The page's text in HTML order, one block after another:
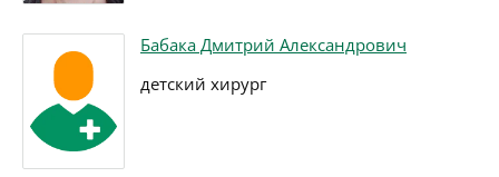
Бабака Дмитрий Александрович
детский хирург